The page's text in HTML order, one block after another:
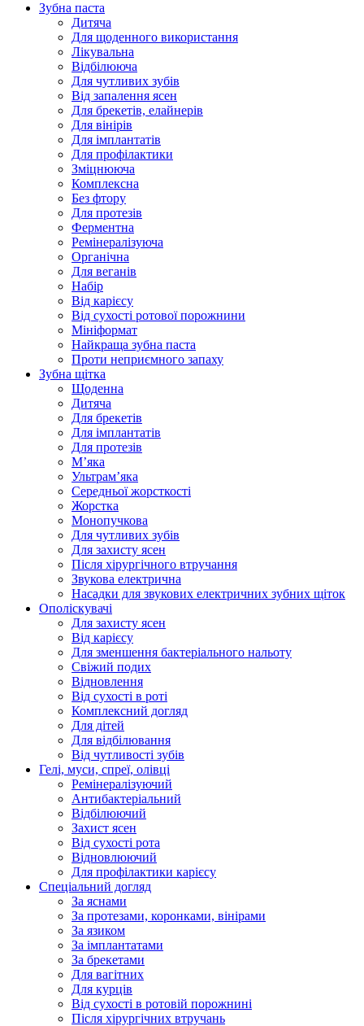
Зубна паста
Дитяча
Для щоденного використання
Лікувальна
Відбілююча
Для чутливих зубів
Від запалення ясен
Для брекетів, елайнерів
Для вінірів
Для імплантатів
Для профілактики
Зміцнююча
Комплексна
Без фтору
Для протезів
Ферментна
Ремінералізуюча
Органічна
Для веганів
Набір
Від карієсу
Від сухості ротової порожнини
Мініформат
Найкраща зубна паста
Проти неприємного запаху
Зубна щітка
Щоденна
Дитяча
Для брекетів
Для імплантатів
Для протезів
Мʼяка
Ультрамʼяка
Середньої жорсткості
Жорстка
Монопучкова
Для чутливих зубів
Для захисту ясен
Після хірургічного втручання
Звукова електрична
Насадки для звукових електричних зубних щіток
Ополіскувачі
Для захисту ясен
Від карієсу
Для зменшення бактеріального нальоту
Свіжий подих
Відновлення
Від сухості в роті
Комплексний догляд
Для дітей
Для відбілювання
Від чутливості зубів
Гелі, муси, спреї, олівці
Ремінералізуючий
Антибактеріальний
Відбілюючий
Захист ясен
Від сухості рота
Відновлюючий
Для профілактики карієсу
Спеціальний догляд
За яснами
За протезами, коронками, вінірами
За язиком
За імплантатами
За брекетами
Для вагітних
Для курців
Від сухості в ротовій порожнині
Після хірургічних втручань